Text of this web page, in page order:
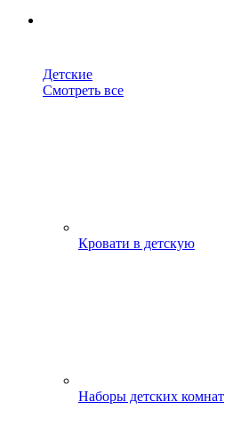
Детские
Смотреть все
Кровати в детскую
Наборы детских комнат